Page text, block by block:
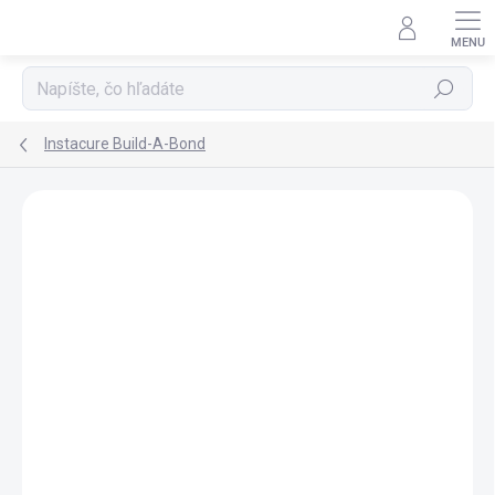
Hľadať
Instacure Build-A-Bond